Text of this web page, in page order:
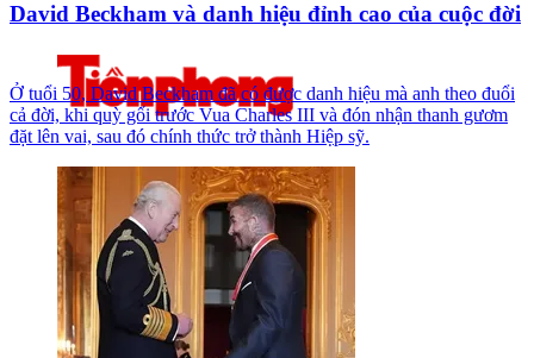
David Beckham và danh hiệu đỉnh cao của cuộc đời
Ở tuổi 50, David Beckham đã có được danh hiệu mà anh theo đuổi
cả đời, khi quỳ gối trước Vua Charles III và đón nhận thanh gươm
đặt lên vai, sau đó chính thức trở thành Hiệp sỹ.